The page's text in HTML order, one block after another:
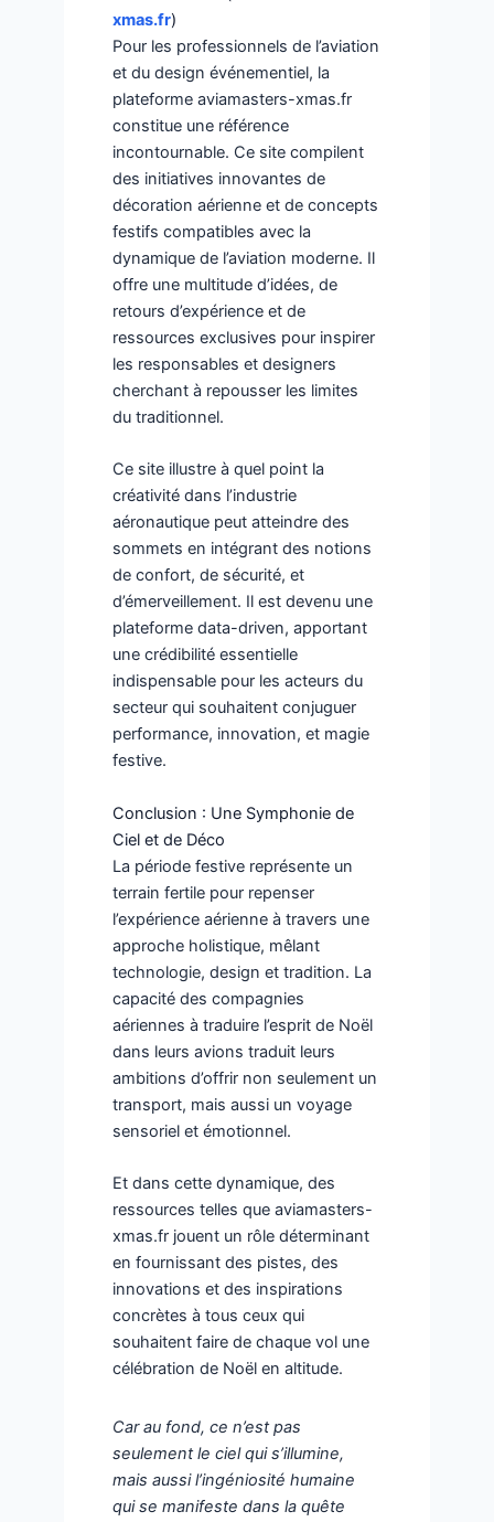
xmas.fr)
Pour les professionnels de l’aviation
et du design événementiel, la
plateforme aviamasters-xmas.fr
constitue une référence
incontournable. Ce site compilent
des initiatives innovantes de
décoration aérienne et de concepts
festifs compatibles avec la
dynamique de l’aviation moderne. Il
offre une multitude d’idées, de
retours d’expérience et de
ressources exclusives pour inspirer
les responsables et designers
cherchant à repousser les limites
du traditionnel.
Ce site illustre à quel point la
créativité dans l’industrie
aéronautique peut atteindre des
sommets en intégrant des notions
de confort, de sécurité, et
d’émerveillement. Il est devenu une
plateforme data-driven, apportant
une crédibilité essentielle
indispensable pour les acteurs du
secteur qui souhaitent conjuguer
performance, innovation, et magie
festive.
Conclusion : Une Symphonie de
Ciel et de Déco
La période festive représente un
terrain fertile pour repenser
l’expérience aérienne à travers une
approche holistique, mêlant
technologie, design et tradition. La
capacité des compagnies
aériennes à traduire l’esprit de Noël
dans leurs avions traduit leurs
ambitions d’offrir non seulement un
transport, mais aussi un voyage
sensoriel et émotionnel.
Et dans cette dynamique, des
ressources telles que aviamasters-
xmas.fr jouent un rôle déterminant
en fournissant des pistes, des
innovations et des inspirations
concrètes à tous ceux qui
souhaitent faire de chaque vol une
célébration de Noël en altitude.
Car au fond, ce n’est pas
seulement le ciel qui s’illumine,
mais aussi l’ingéniosité humaine
qui se manifeste dans la quête